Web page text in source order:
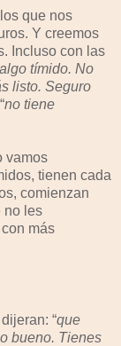
que nos
Y creemos
Incluso con las
tímido. No
listo. Seguro
no tiene
vamos
tienen cada
comienzan
no les
más
“que
bueno. Tienes